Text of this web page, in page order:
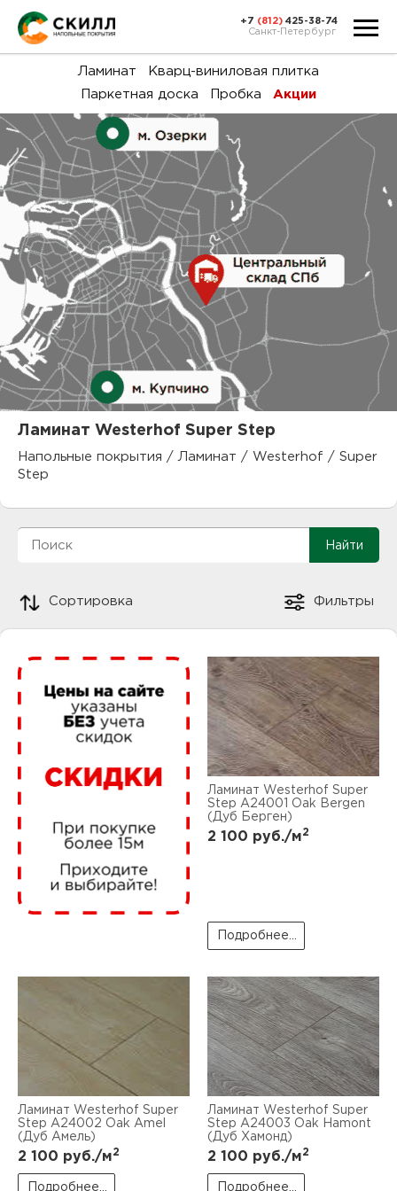
и
с
+7 (812) 425-38-74
Санкт-Петербург
Ламинат
Кварц-виниловая плитка
Паркетная доска
Пробка Акции
Ламинат Westerhof Super Step
Напольные покрытия / Ламинат / Westerhof / Super
Step
Сортировка Фильтры
Ламинат Westerhof Super
Step А24001 Oak Bergen
(Дуб Берген)
2 100 руб./м2
Подробнее...
Ламинат Westerhof Super
Step А24002 Oak Amel
(Дуб Амель)
2 100 руб./м2
Подробнее...
Ламинат Westerhof Super
Step А24003 Oak Hamont
(Дуб Хамонд)
2 100 руб./м2
Подробнее...